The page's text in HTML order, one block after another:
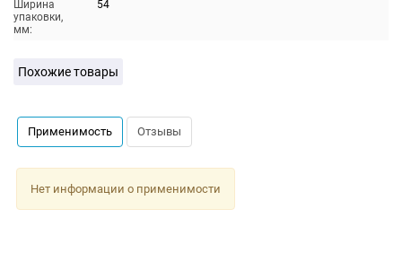
Ширина
упаковки,
мм:
54
Похожие товары
Применимость Отзывы
Нет информации о применимости